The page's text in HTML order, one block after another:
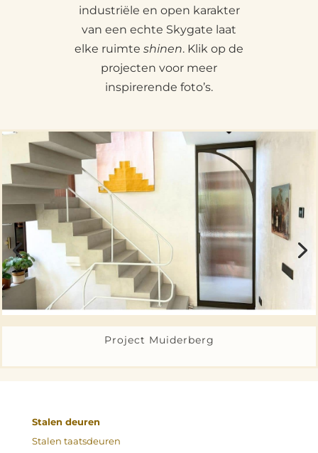
industriële en open karakter
van een echte Skygate laat
elke ruimte shinen. Klik op de
projecten voor meer
inspirerende foto’s.
Project Muiderberg
Stalen deuren
Stalen taatsdeuren